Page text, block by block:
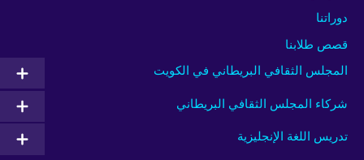
دوراتنا
قصص طلابنا
المجلس الثقافي البريطاني في الكويت
شركاء المجلس الثقافي البريطاني
تدريس اللغة الإنجليزية